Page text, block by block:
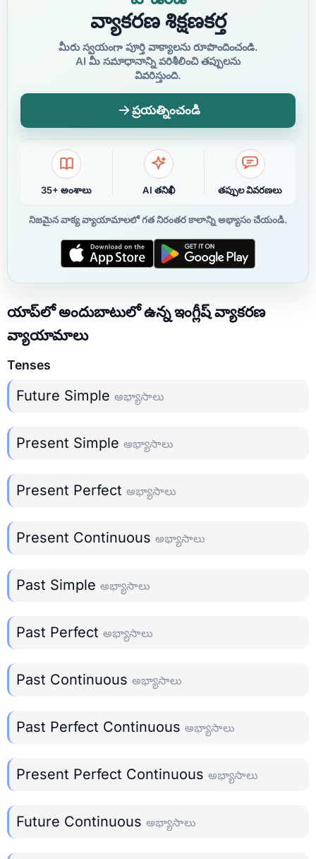
వ్యాకరణ శిక్షణకర్త
మీరు స్వయంగా పూర్తి వాక్యాలను రూపొందించండి.
AI మీ సమాధానాన్ని పరిశీలించి తప్పులను
వివరిస్తుంది.
ప్రయత్నించండి
35+ అంశాలు AI తనిఖీ తప్పుల వివరణలు
నిజమైన వాక్య వ్యాయామాలలో గత నిరంతర కాలాన్ని అభ్యాసం చేయండి.
యాప్‌లో అందుబాటులో ఉన్న ఇంగ్లీష్ వ్యాకరణ
వ్యాయామాలు
Tenses
Future Simple అభ్యాసాలు
Present Simple అభ్యాసాలు
Present Perfect అభ్యాసాలు
Present Continuous అభ్యాసాలు
Past Simple అభ్యాసాలు
Past Perfect అభ్యాసాలు
Past Continuous అభ్యాసాలు
Past Perfect Continuous అభ్యాసాలు
Present Perfect Continuous అభ్యాసాలు
Future Continuous అభ్యాసాలు